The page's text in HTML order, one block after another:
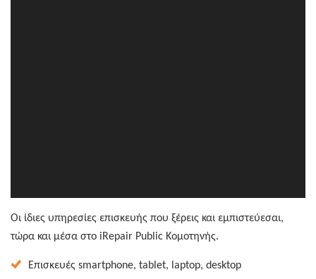
Οι ίδιες υπηρεσίες επισκευής που ξέρεις και εμπιστεύεσαι,
τώρα και μέσα στo iRepair Public Κομοτηνής.
Επισκευές smartphone, tablet, laptop, desktop